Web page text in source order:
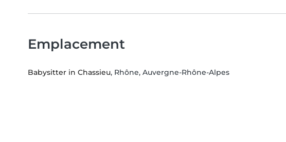
Emplacement
Babysitter in Chassieu, Rhône, Auvergne-Rhône-Alpes